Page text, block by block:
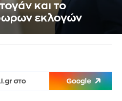
και το
εκλογών
στο Google